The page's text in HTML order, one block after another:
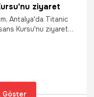
ziyaret
Antalya'da Titanic
Kursu'nu ziyaret
Göster